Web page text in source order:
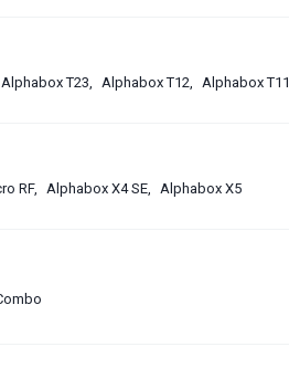
Alphabox T23 Alphabox T12 Alphabox T11
RF Alphabox X4 SE Alphabox X5